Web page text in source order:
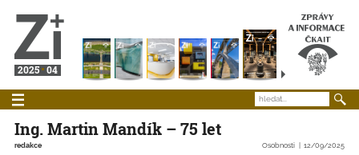
2025 04
Ing. Martin Mandík – 75 let
redakce 12/09/2025
Osobnosti